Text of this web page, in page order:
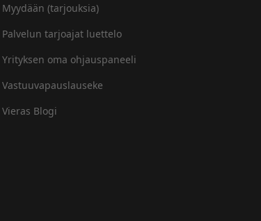
Myydään (tarjouksia)
Palvelun tarjoajat luettelo
Yrityksen oma ohjauspaneeli
Vastuuvapauslauseke
Vieras Blogi